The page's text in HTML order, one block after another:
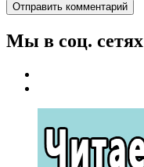
Мы в соц. сетях